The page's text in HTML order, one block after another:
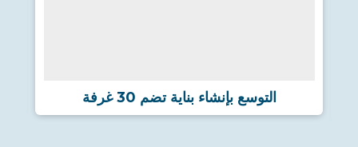
التوسع بإنشاء بناية تضم 30 غرفة